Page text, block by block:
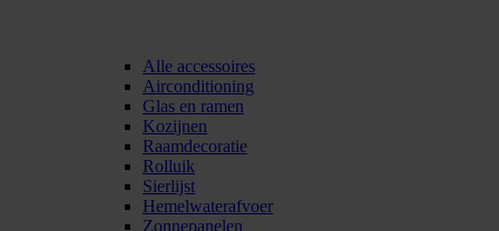
Alle accessoires
Airconditioning
Glas en ramen
Kozijnen
Raamdecoratie
Rolluik
Sierlijst
Hemelwaterafvoer
Zonnepanelen